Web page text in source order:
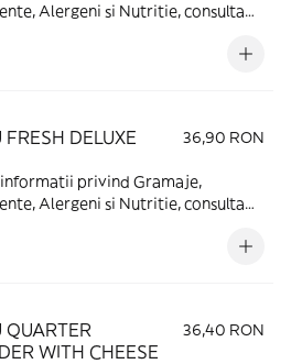
Alergeni si Nutritie, consulta
FRESH DELUXE
36,90 RON
privind Gramaje,
Alergeni si Nutritie, consulta
QUARTER
WITH CHEESE
36,40 RON